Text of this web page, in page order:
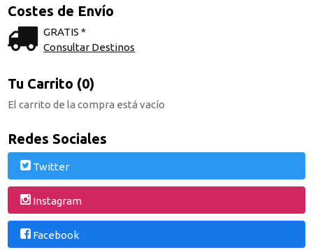
Costes de Envío
GRATIS *
Consultar Destinos
Tu Carrito (0)
El carrito de la compra está vacío
Redes Sociales
Twitter
Instagram
Facebook